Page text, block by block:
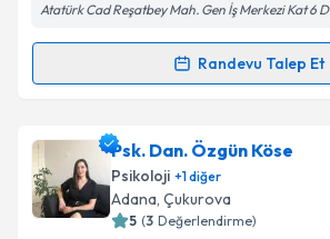
Kişisel verilerimin işlenmesine
kapsamda işlenmesini kabul
Takvim Talebini
Atatürk Cad Reşatbey Mah. Gen İş Merkezi Kat 6
Randevu Talep Et
Randevu Takvimi Talebi
Psk. Ebru Demirkaraiçin randevu
oluşturun. Size bu uzmandan randevu
takvim hazırlandığında e-posta ile
Psk. Dan. Özgün Köse
Psikoloji +1diğer
Adana, Çukurova
5 (3 Değerlendirme)